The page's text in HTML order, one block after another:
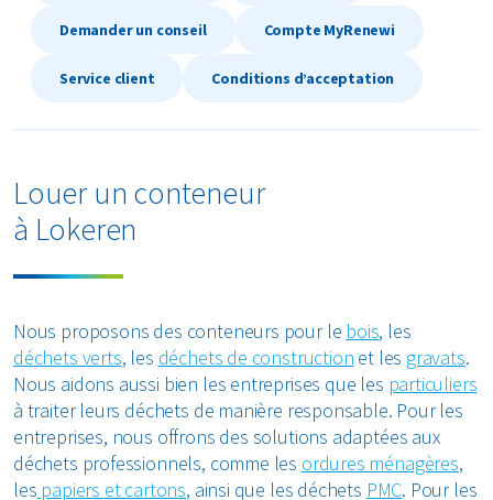
Textiles
Verre
Demander un conseil Compte MyRenewi
Service client Conditions d’acceptation
Louer un conteneur
à Lokeren
Nous proposons des conteneurs pour le bois, les
déchets verts, les déchets de construction et les gravats.
Nous aidons aussi bien les entreprises que les particuliers
à traiter leurs déchets de manière responsable. Pour les
entreprises, nous offrons des solutions adaptées aux
déchets professionnels, comme les ordures ménagères,
les papiers et cartons, ainsi que les déchets PMC. Pour les